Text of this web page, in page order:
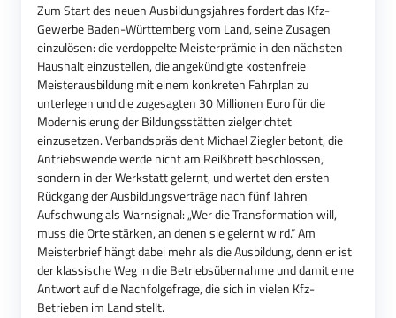
Zum Start des neuen Ausbildungsjahres fordert das Kfz-
Gewerbe Baden-Württemberg vom Land, seine Zusagen
einzulösen: die verdoppelte Meisterprämie in den nächsten
Haushalt einzustellen, die angekündigte kostenfreie
Meisterausbildung mit einem konkreten Fahrplan zu
unterlegen und die zugesagten 30 Millionen Euro für die
Modernisierung der Bildungsstätten zielgerichtet
einzusetzen. Verbandspräsident Michael Ziegler betont, die
Antriebswende werde nicht am Reißbrett beschlossen,
sondern in der Werkstatt gelernt, und wertet den ersten
Rückgang der Ausbildungsverträge nach fünf Jahren
Aufschwung als Warnsignal: „Wer die Transformation will,
muss die Orte stärken, an denen sie gelernt wird.“ Am
Meisterbrief hängt dabei mehr als die Ausbildung, denn er ist
der klassische Weg in die Betriebsübernahme und damit eine
Antwort auf die Nachfolgefrage, die sich in vielen Kfz-
Betrieben im Land stellt.